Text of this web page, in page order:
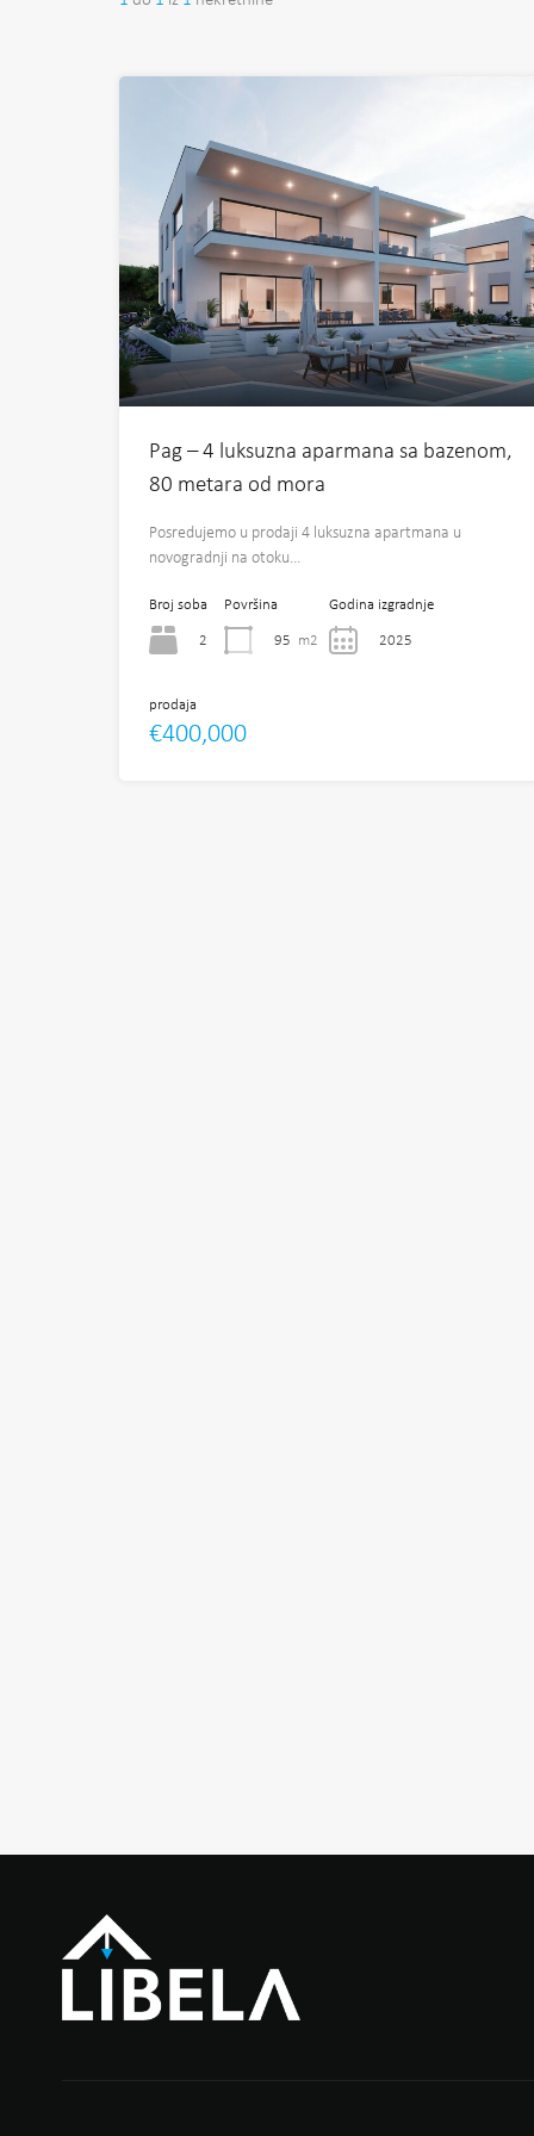
Pag – 4 luksuzna aparmana sa bazenom,
80 metara od mora
Posredujemo u prodaji 4 luksuzna apartmana u
novogradnji na otoku…
Broj soba
2
Površina
95 m2
Godina izgradnje
2025
prodaja
€400,000